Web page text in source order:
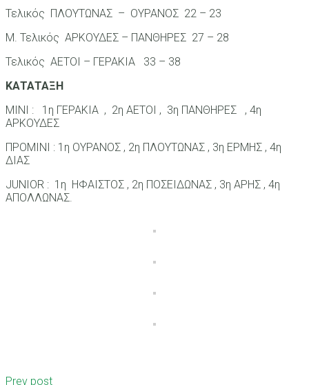
Τελικός ΠΛΟΥΤΩΝΑΣ – ΟΥΡΑΝΟΣ 22 – 23
Μ. Τελικός ΑΡΚΟΥΔΕΣ – ΠΑΝΘΗΡΕΣ 27 – 28
Τελικός ΑΕΤΟΙ – ΓΕΡΑΚΙΑ 33 – 38
ΚΑΤΑΤΑΞΗ
ΜΙΝΙ : 1η ΓΕΡΑΚΙΑ , 2η ΑΕΤΟΙ , 3η ΠΑΝΘΗΡΕΣ , 4η
ΑΡΚΟΥΔΕΣ
ΠΡΟΜΙΝΙ : 1η ΟΥΡΑΝΟΣ , 2η ΠΛΟΥΤΩΝΑΣ , 3η ΕΡΜΗΣ , 4η
ΔΙΑΣ
JUNIOR : 1η ΗΦΑΙΣΤΟΣ , 2η ΠΟΣΕΙΔΩΝΑΣ , 3η ΑΡΗΣ , 4η
ΑΠΟΛΛΩΝΑΣ.
Prev post